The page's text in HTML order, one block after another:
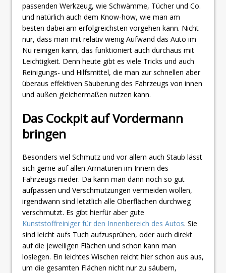
passenden Werkzeug, wie Schwämme, Tücher und Co.
und natürlich auch dem Know-how, wie man am
besten dabei am erfolgreichsten vorgehen kann. Nicht
nur, dass man mit relativ wenig Aufwand das Auto im
Nu reinigen kann, das funktioniert auch durchaus mit
Leichtigkeit. Denn heute gibt es viele Tricks und auch
Reinigungs- und Hilfsmittel, die man zur schnellen aber
überaus effektiven Säuberung des Fahrzeugs von innen
und außen gleichermaßen nutzen kann.
Das Cockpit auf Vordermann
bringen
Besonders viel Schmutz und vor allem auch Staub lässt
sich gerne auf allen Armaturen im Innern des
Fahrzeugs nieder. Da kann man dann noch so gut
aufpassen und Verschmutzungen vermeiden wollen,
irgendwann sind letztlich alle Oberflächen durchweg
verschmutzt. Es gibt hierfür aber gute
Kunststoffreiniger für den Innenbereich des Autos. Sie
sind leicht aufs Tuch aufzusprühen, oder auch direkt
auf die jeweiligen Flächen und schon kann man
loslegen. Ein leichtes Wischen reicht hier schon aus aus,
um die gesamten Flächen nicht nur zu säubern,